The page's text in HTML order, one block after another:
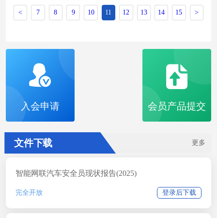
< 7 8 9 10 11 12 13 14 15 >
入会申请 会员产品提交
文件下载 更多
智能网联汽车安全员现状报告(2025)
完全开放 登录后下载